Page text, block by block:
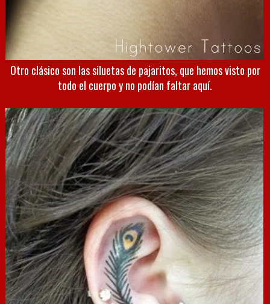
Otro clásico son las siluetas de pajaritos, que hemos visto por
todo el cuerpo y no podían faltar aquí.